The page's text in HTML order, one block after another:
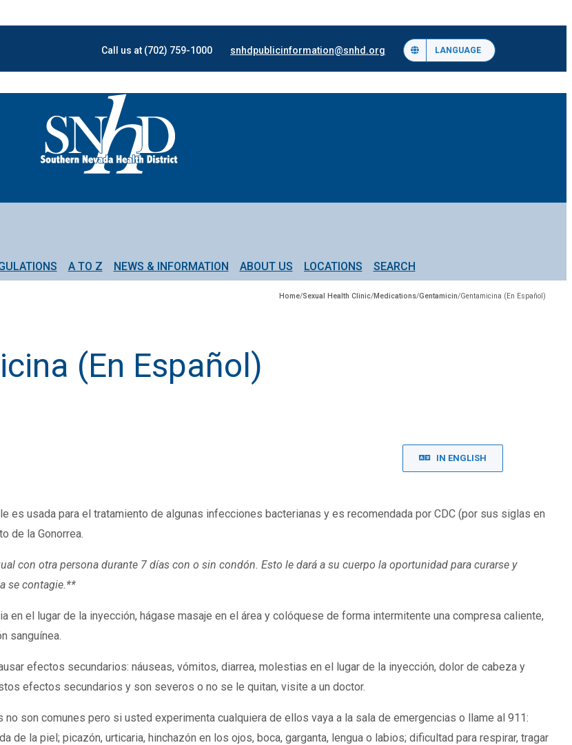
Call us at (702) 759-1000 snhdpublicinformation@snhd.org LANGUAGE
A TO Z NEWS & INFORMATION ABOUT US LOCATIONS SEARCH
Home/Sexual Health Clinic/Medications/Gentamicin/Gentamicina (En Español)
(En Español)
IN ENGLISH
es usada para el tratamiento de algunas infecciones bacterianas y es recomendada por CDC (por sus siglas en
de la Gonorrea.
con otra persona durante 7 días con o sin condón. Esto le dará a su cuerpo la oportunidad para curarse y
se contagie.**
en el lugar de la inyección, hágase masaje en el área y colóquese de forma intermitente una compresa caliente,
sanguínea.
efectos secundarios: náuseas, vómitos, diarrea, molestias en el lugar de la inyección, dolor de cabeza y
efectos secundarios y son severos o no se le quitan, visite a un doctor.
son comunes pero si usted experimenta cualquiera de ellos vaya a la sala de emergencias o llame al 911:
de la piel; picazón, urticaria, hinchazón en los ojos, boca, garganta, lengua o labios; dificultad para respirar, tragar